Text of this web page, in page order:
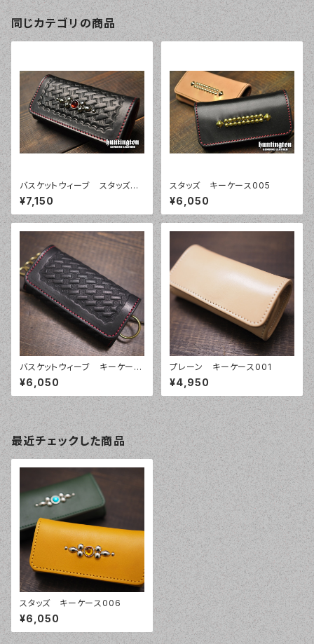
同じカテゴリの商品
バスケットウィーブ スタッズキ
ーケース007
¥7,150
スタッズ キーケース005
¥6,050
バスケットウィーブ キーケース
002
¥6,050
プレーン キーケース001
¥4,950
最近チェックした商品
スタッズ キーケース006
¥6,050